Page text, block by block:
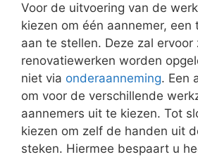
Voor de uitvoering van de
kiezen om één aannemer, een
aan te stellen. Deze zal ervoor
renovatiewerken worden
niet via onderaanneming. Een
om voor de verschillende
aannemers uit te kiezen. Tot
kiezen om zelf de handen uit
steken. Hiermee bespaart u